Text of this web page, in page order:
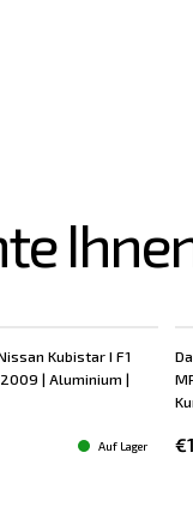
Kubistar I F1
| Aluminium |
Auf Lager